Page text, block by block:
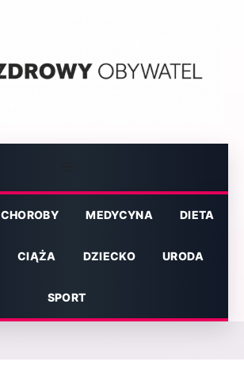
CHOROBY MEDYCYNA DIETA
CIĄŻA DZIECKO URODA
SPORT